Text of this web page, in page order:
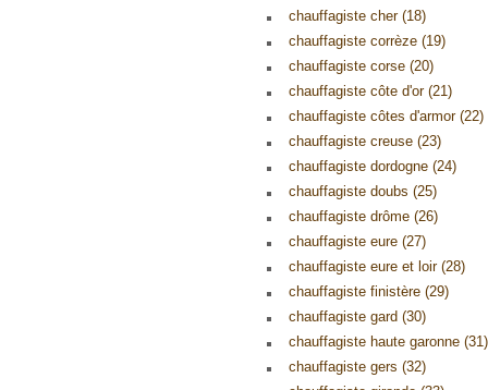
chauffagiste cher (18)
chauffagiste corrèze (19)
chauffagiste corse (20)
chauffagiste côte d'or (21)
chauffagiste côtes d'armor (22)
chauffagiste creuse (23)
chauffagiste dordogne (24)
chauffagiste doubs (25)
chauffagiste drôme (26)
chauffagiste eure (27)
chauffagiste eure et loir (28)
chauffagiste finistère (29)
chauffagiste gard (30)
chauffagiste haute garonne (31)
chauffagiste gers (32)